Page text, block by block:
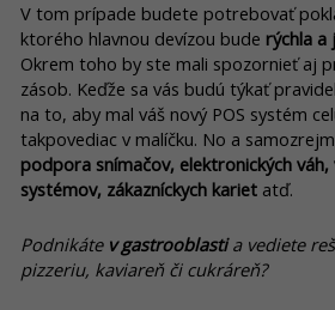
V tom prípade budete potrebovať
ktorého hlavnou devízou bude rýchla a
Okrem toho by ste mali spozornieť aj
zásob. Keďže sa vás budú týkať
na to, aby mal váš nový POS systém
takpovediac v malíčku. No a
podpora snímačov, elektronických
systémov, zákazníckych kariet atď.
Podnikáte v gastrooblastia vediete
pizzeriu, kaviareň či cukráreň?